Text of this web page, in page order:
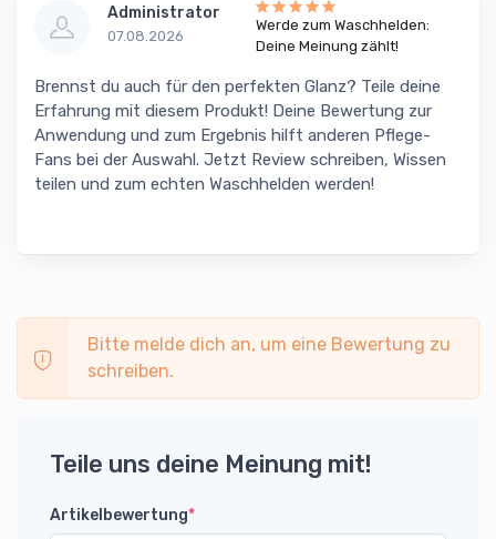
Administrator
07.08.2026
Werde zum Waschhelden:
Deine Meinung zählt!
Brennst du auch für den perfekten Glanz? Teile deine
Erfahrung mit diesem Produkt! Deine Bewertung zur
Anwendung und zum Ergebnis hilft anderen Pflege-
Fans bei der Auswahl. Jetzt Review schreiben, Wissen
teilen und zum echten Waschhelden werden!
Bitte melde dich an, um eine Bewertung zu
schreiben.
Teile uns deine Meinung mit!
Artikelbewertung*